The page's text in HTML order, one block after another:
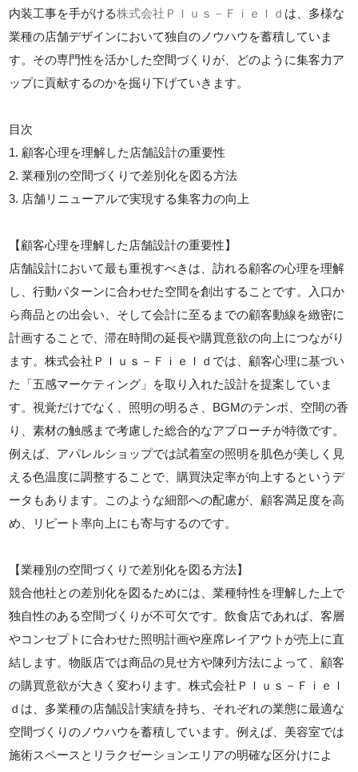
内装工事を手がける株式会社Ｐｌｕｓ－Ｆｉｅｌｄ は、多様な
業種の店舗デザインにおいて独自のノウハウを蓄積していま
す。その専門性を活かした空間づくりが、どのように集客力ア
ップに貢献するのかを掘り下げていきます。
目次
1. 顧客心理を理解した店舗設計の重要性
2. 業種別の空間づくりで差別化を図る方法
3. 店舗リニューアルで実現する集客力の向上
【顧客心理を理解した店舗設計の重要性】
店舗設計において最も重視すべきは、訪れる顧客の心理を理解
し、行動パターンに合わせた空間を創出することです。入口か
ら商品との出会い、そして会計に至るまでの顧客動線を緻密に
計画することで、滞在時間の延長や購買意欲の向上につながり
ます。株式会社Ｐｌｕｓ－Ｆｉｅｌｄでは、顧客心理に基づい
た「五感マーケティング」を取り入れた設計を提案していま
す。視覚だけでなく、照明の明るさ、BGMのテンポ、空間の香
り、素材の触感まで考慮した総合的なアプローチが特徴です。
例えば、アパレルショップでは試着室の照明を肌色が美しく見
える色温度に調整することで、購買決定率が向上するというデ
ータもあります。このような細部への配慮が、顧客満足度を高
め、リピート率向上にも寄与するのです。
【業種別の空間づくりで差別化を図る方法】
競合他社との差別化を図るためには、業種特性を理解した上で
独自性のある空間づくりが不可欠です。飲食店であれば、客層
やコンセプトに合わせた照明計画や座席レイアウトが売上に直
結します。物販店では商品の見せ方や陳列方法によって、顧客
の購買意欲が大きく変わります。株式会社Ｐｌｕｓ－Ｆｉｅｌ
ｄは、多業種の店舗設計実績を持ち、それぞれの業態に最適な
空間づくりのノウハウを蓄積しています。例えば、美容室では
施術スペースとリラクゼーションエリアの明確な区分けによ